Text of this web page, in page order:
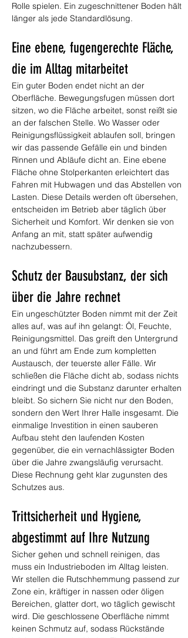
Rolle spielen. Ein zugeschnittener Boden hält
länger als jede Standardlösung.
Eine ebene, fugengerechte Fläche,
die im Alltag mitarbeitet
Ein guter Boden endet nicht an der
Oberfläche. Bewegungsfugen müssen dort
sitzen, wo die Fläche arbeitet, sonst reißt sie
an der falschen Stelle. Wo Wasser oder
Reinigungsflüssigkeit ablaufen soll, bringen
wir das passende Gefälle ein und binden
Rinnen und Abläufe dicht an. Eine ebene
Fläche ohne Stolperkanten erleichtert das
Fahren mit Hubwagen und das Abstellen von
Lasten. Diese Details werden oft übersehen,
entscheiden im Betrieb aber täglich über
Sicherheit und Komfort. Wir denken sie von
Anfang an mit, statt später aufwendig
nachzubessern.
Schutz der Bausubstanz, der sich
über die Jahre rechnet
Ein ungeschützter Boden nimmt mit der Zeit
alles auf, was auf ihn gelangt: Öl, Feuchte,
Reinigungsmittel. Das greift den Untergrund
an und führt am Ende zum kompletten
Austausch, der teuerste aller Fälle. Wir
schließen die Fläche dicht ab, sodass nichts
eindringt und die Substanz darunter erhalten
bleibt. So sichern Sie nicht nur den Boden,
sondern den Wert Ihrer Halle insgesamt. Die
einmalige Investition in einen sauberen
Aufbau steht den laufenden Kosten
gegenüber, die ein vernachlässigter Boden
über die Jahre zwangsläufig verursacht.
Diese Rechnung geht klar zugunsten des
Schutzes aus.
Trittsicherheit und Hygiene,
abgestimmt auf Ihre Nutzung
Sicher gehen und schnell reinigen, das
muss ein Industrieboden im Alltag leisten.
Wir stellen die Rutschhemmung passend zur
Zone ein, kräftiger in nassen oder öligen
Bereichen, glatter dort, wo täglich gewischt
wird. Die geschlossene Oberfläche nimmt
keinen Schmutz auf, sodass Rückstände